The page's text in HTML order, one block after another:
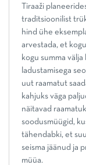
Tiraaži
traditsioonilist
hind ühe
arvestada, et
kogu summa
ladustamisega
uut raamatut
kahjuks väga
näitavad
soodusmüügid,
tähendabki, et
seisma jäänud ja
müüa.